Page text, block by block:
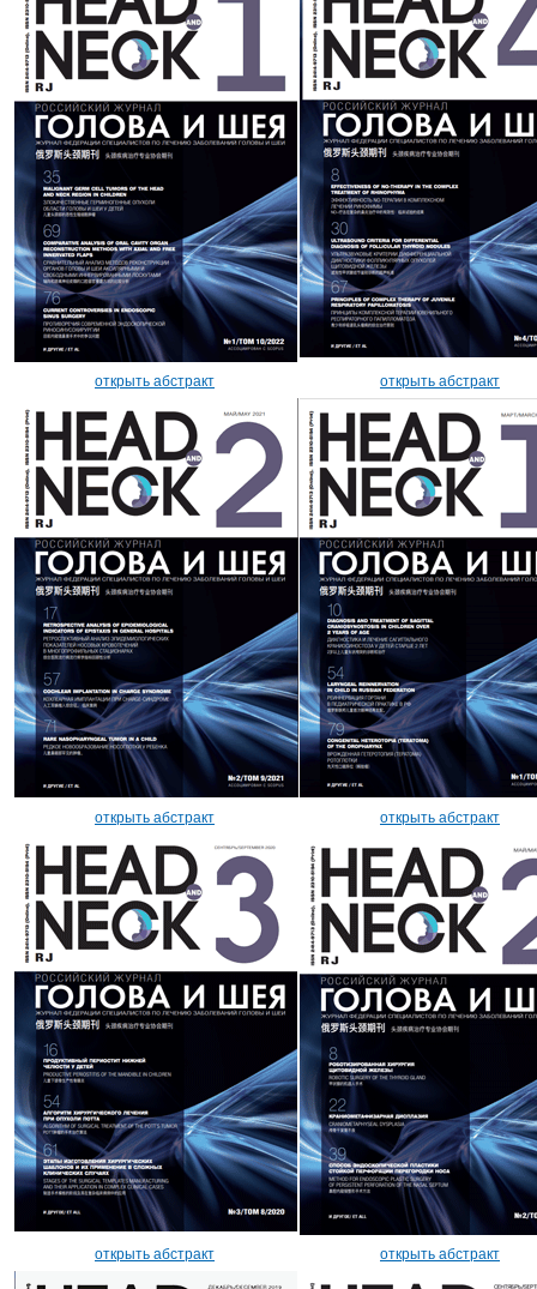
открыть абстракт открыть абстракт
открыть абстракт открыть абстракт
открыть абстракт открыть абстракт